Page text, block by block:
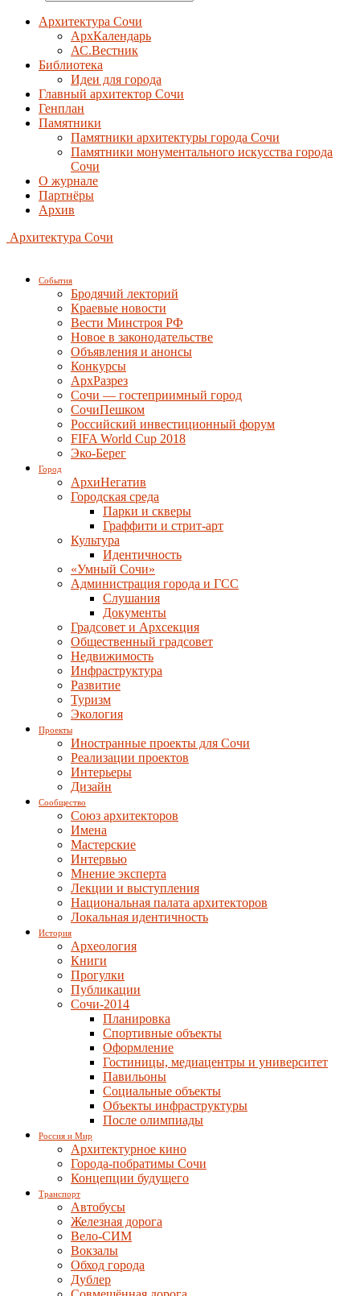
Архитектура Сочи
АрхКалендарь
АС.Вестник
Библиотека
Идеи для города
Главный архитектор Сочи
Генплан
Памятники
Памятники архитектуры города Сочи
Памятники монументального искусства города
Сочи
О журнале
Партнёры
Архив
Архитектура Сочи
События
Бродячий лекторий
Краевые новости
Вести Минстроя РФ
Новое в законодательстве
Объявления и анонсы
Конкурсы
АрхРазрез
Сочи — гостеприимный город
СочиПешком
Российский инвестиционный форум
FIFA World Cup 2018
Эко-Берег
Город
АрхиНегатив
Городская среда
Парки и скверы
Граффити и стрит-арт
Культура
Идентичность
«Умный Сочи»
Администрация города и ГСС
Слушания
Документы
Градсовет и Архсекция
Общественный градсовет
Недвижимость
Инфраструктура
Развитие
Туризм
Экология
Проекты
Иностранные проекты для Сочи
Реализации проектов
Интерьеры
Дизайн
Сообщество
Союз архитекторов
Имена
Мастерские
Интервью
Мнение эксперта
Лекции и выступления
Национальная палата архитекторов
Локальная идентичность
История
Археология
Книги
Прогулки
Публикации
Сочи-2014
Планировка
Спортивные объекты
Оформление
Гостиницы, медиацентры и университет
Павильоны
Социальные объекты
Объекты инфраструктуры
После олимпиады
Россия и Мир
Архитектурное кино
Города-побратимы Сочи
Концепции будущего
Транспорт
Автобусы
Железная дорога
Вело-СИМ
Вокзалы
Обход города
Дублер